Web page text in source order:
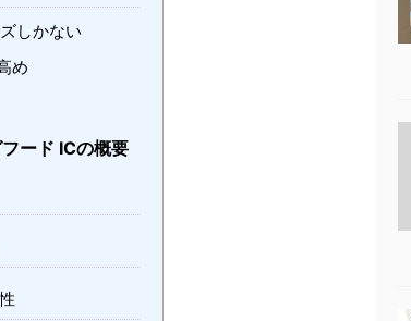
しかない
め
ード ICの概要